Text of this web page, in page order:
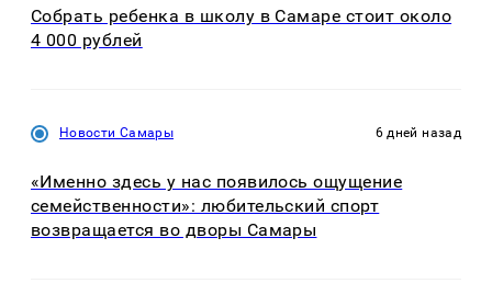
Собрать ребенка в школу в Самаре стоит около
4 000 рублей
Новости Самары 6 дней назад
«Именно здесь у нас появилось ощущение
семейственности»: любительский спорт
возвращается во дворы Самары